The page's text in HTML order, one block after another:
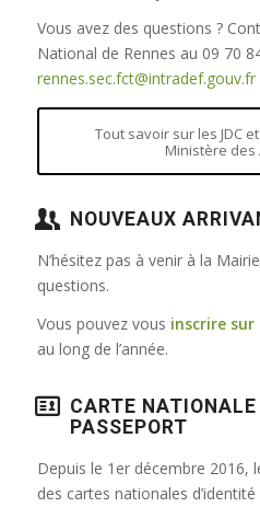
Vous avez des questions ?
National de Rennes au 09 70
rennes.sec.fct@intradef.gouv.fr
Tout savoir sur les JDC
Ministère des
NOUVEAUX
N’hésitez pas à venir à la
questions.
Vous pouvez vous inscrire
au long de l’année.
CARTE
PASSEPORT
Depuis le 1er décembre 2016,
des cartes nationales